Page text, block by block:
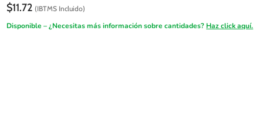
$11.72 (IBTMS Incluido)
Disponible – ¿Necesitas más información sobre cantidades? Haz click aquí.